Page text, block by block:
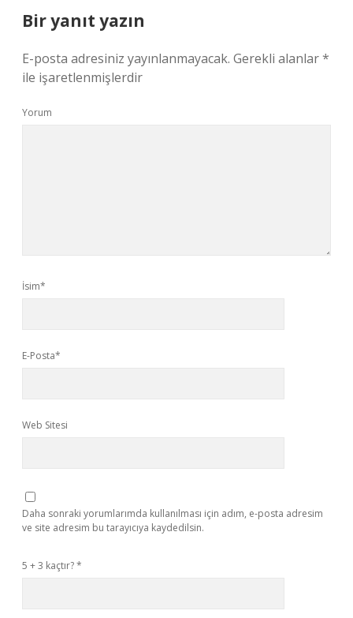
Bir yanıt yazın
E-posta adresiniz yayınlanmayacak. Gerekli alanlar*
ile işaretlenmişlerdir
Yorum
İsim*
E-Posta*
Web Sitesi
Daha sonraki yorumlarımda kullanılması için adım, e-posta adresim
ve site adresim bu tarayıcıya kaydedilsin.
5 + 3 kaçtır?*